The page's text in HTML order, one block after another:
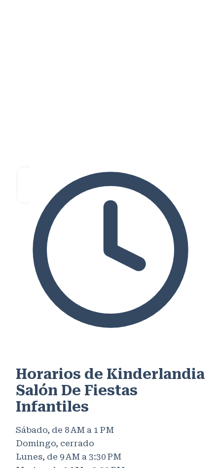
Horarios de Kinderlandia
Salón De Fiestas
Infantiles
Sábado, de 8 AM a 1 PM
Domingo, cerrado
Lunes, de 9 AM a 3:30 PM